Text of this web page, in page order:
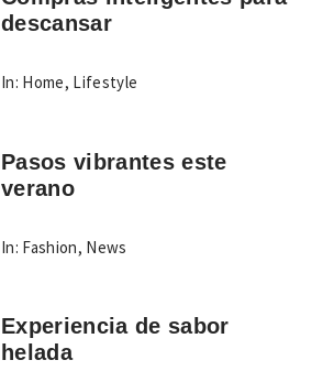
descansar
In: Home, Lifestyle
Pasos vibrantes este
verano
In: Fashion, News
Experiencia de sabor
helada